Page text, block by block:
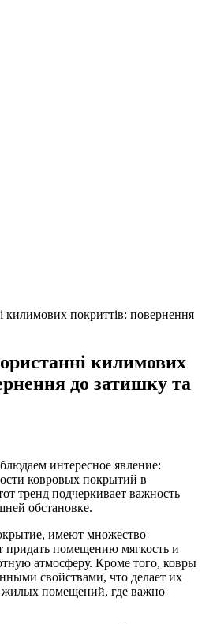
килимових покриттів: повернення
килимових
до затишку та
интересное явление:
ковровых покрытий в
тренд подчеркивает важность
обстановке.
имеют множество
помещению мягкость и
атмосферу. Кроме того, ковры
свойствами, что делает их
помещений, где важно